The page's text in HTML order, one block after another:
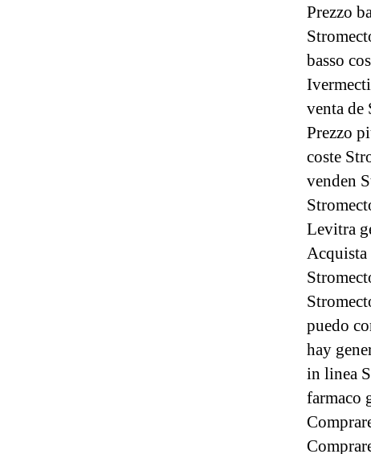
Prezzo
basso
venta de
Prezzo
coste
venden
Levitra
puedo
hay
in linea
farmaco